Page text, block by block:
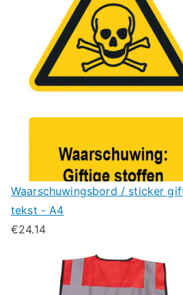
Waarschuwingsbord / sticker
tekst - A4
€24.14